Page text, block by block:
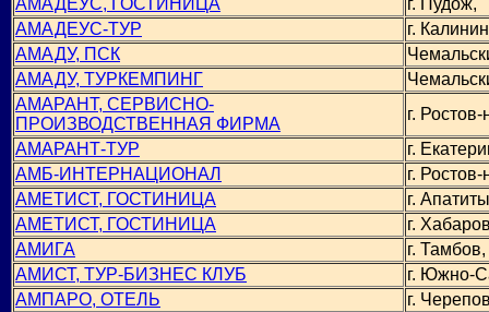
АМАДЕУС-ТУР
г.
АМАДУ, ПСК
АМАДУ, ТУРКЕМПИНГ
АМАРАНТ, СЕРВИСНО-
ПРОИЗВОДСТВЕННАЯ ФИРМА
г.
АМАРАНТ-ТУР
г.
АМБ-ИНТЕРНАЦИОНАЛ
г.
АМЕТИСТ, ГОСТИНИЦА
г.
АМЕТИСТ, ГОСТИНИЦА
г.
АМИГА
г. Тамбов,
АМИСТ, ТУР-БИЗНЕС КЛУБ
г. Южно-
АМПАРО, ОТЕЛЬ
г.